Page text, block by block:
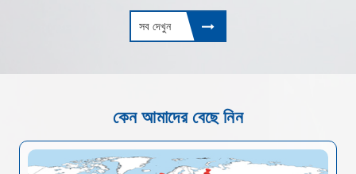
সব দেখুন
কেন আমাদের বেছে নিন